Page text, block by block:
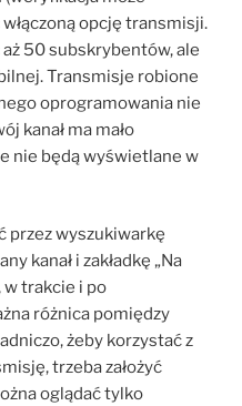
opcję transmisji.
50 subskrybentów, ale
Transmisje robione
oprogramowania nie
kanał ma mało
nie będą wyświetlane w
przez wyszukiwarkę
kanał i zakładkę „Na
w trakcie i po
różnica pomiędzy
żeby korzystać z
trzeba założyć
oglądać tylko